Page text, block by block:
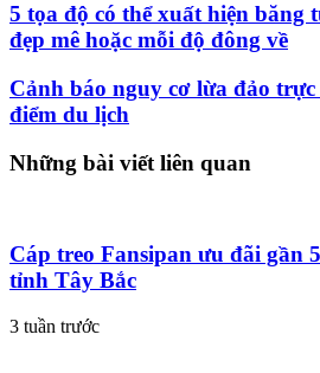
5 tọa độ có thể xuất hiện băng
đẹp mê hoặc mỗi độ đông về
Cảnh báo nguy cơ lừa đảo
điểm du lịch
Những bài viết liên quan
Cáp treo Fansipan ưu đãi gần
tỉnh Tây Bắc
3 tuần trước